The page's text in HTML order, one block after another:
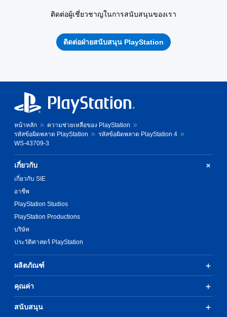
ติดต่อผู้เชี่ยวชาญในการสนับสนุนของเรา
ติดต่อฝ่ายสนับสนุน PlayStation
หน้าหลัก
ความช่วยเหลือของ PlayStation
รหัสข้อผิดพลาด PlayStation
รหัสข้อผิดพลาด PlayStation 4
WS-43709-3
เกี่ยวกับ
เกี่ยวกับ SIE
อาชีพ
PlayStation Studios
PlayStation Productions
บริษัท
ประวัติศาสตร์ PlayStation
ผลิตภัณฑ์
คุณค่า
สนับสนุน